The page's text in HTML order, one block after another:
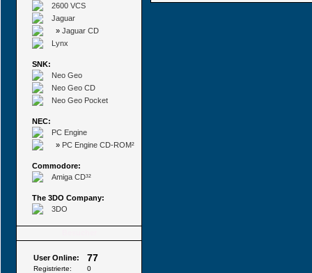
2600 VCS
Jaguar
» Jaguar CD
Lynx
SNK:
Neo Geo
Neo Geo CD
Neo Geo Pocket
NEC:
PC Engine
» PC Engine CD-ROM²
Commodore:
Amiga CD³²
The 3DO Company:
3DO
User Online: 77
Registrierte:
0